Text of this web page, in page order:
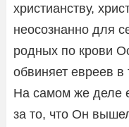
христианству,
неосознанно для
родных по крови
обвиняет евреев в
На самом же деле
за то, что Он